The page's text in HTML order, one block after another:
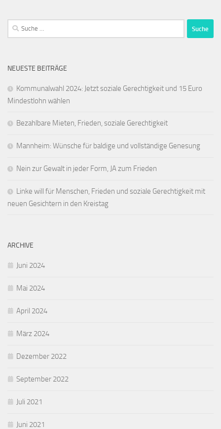
Suche
nach:
NEUESTE BEITRÄGE
Kommunalwahl 2024: Jetzt soziale Gerechtigkeit und 15 Euro
Mindestlohn wählen
Bezahlbare Mieten, Frieden, soziale Gerechtigkeit
Mannheim: Wünsche für baldige und vollständige Genesung
Nein zur Gewalt in jeder Form, JA zum Frieden
Linke will für Menschen, Frieden und soziale Gerechtigkeit mit
neuen Gesichtern in den Kreistag
ARCHIVE
Juni 2024
Mai 2024
April 2024
März 2024
Dezember 2022
September 2022
Juli 2021
Juni 2021